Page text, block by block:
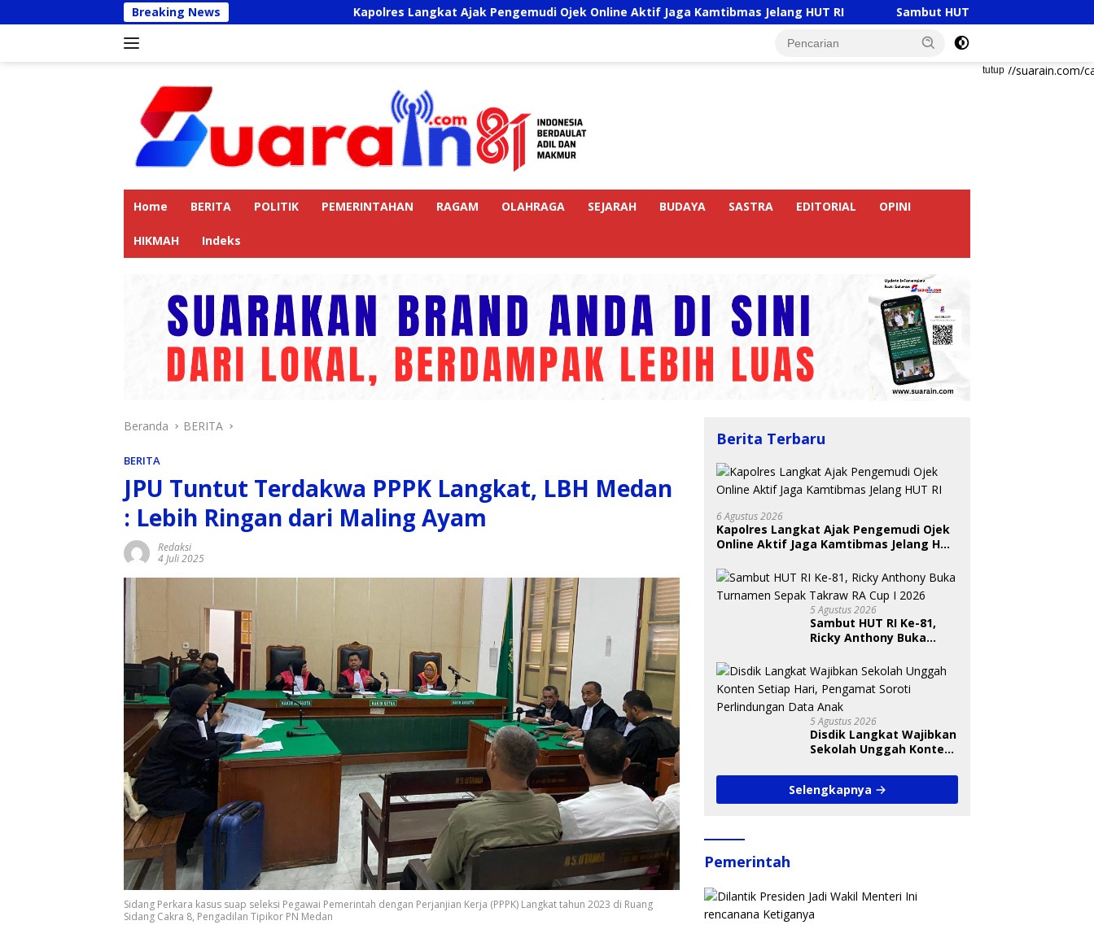
ke
Breaking News Kapolres Langkat Ajak Pengemudi Ojek Online Aktif Jaga Kamtibmas Jelang HUT RI Sambut HUT RI Ke-81, Ricky Anthony Buka
tutup
https://suarain.com/
Home BERITA POLITIK PEMERINTAHAN RAGAM OLAHRAGA SEJARAH BUDAYA SASTRA EDITORIAL OPINI
HIKMAH Indeks
Beranda BERITA
BERITA
JPU Tuntut Terdakwa PPPK Langkat, LBH Medan
: Lebih Ringan dari Maling Ayam
Redaksi
4 Juli 2025
Sidang Perkara kasus suap seleksi Pegawai Pemerintah dengan Perjanjian Kerja (PPPK) Langkat tahun 2023 di Ruang
Sidang Cakra 8, Pengadilan Tipikor PN Medan
Berita Terbaru
6 Agustus 2026
Kapolres Langkat Ajak Pengemudi Ojek
Online Aktif Jaga Kamtibmas Jelang HUT
5 Agustus 2026
Sambut HUT RI Ke-81,
Ricky Anthony Buka
Takraw RA Cup I 2026
5 Agustus 2026
Disdik Langkat Wajibkan
Sekolah Unggah Konten
Soroti Perlindungan
Data Anak
Selengkapnya
Pemerintah